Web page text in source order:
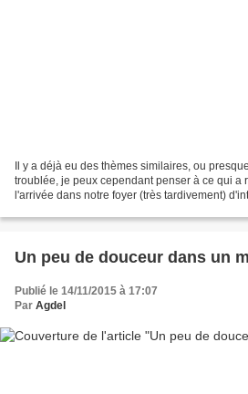
Il y a déjà eu des thèmes similaires, ou
troublée, je peux cependant penser à ce qui a
l'arrivée dans notre foyer (très tardivement)
Un peu de douceur dans un
Publié le 14/11/2015 à 17:07
Par Agdel